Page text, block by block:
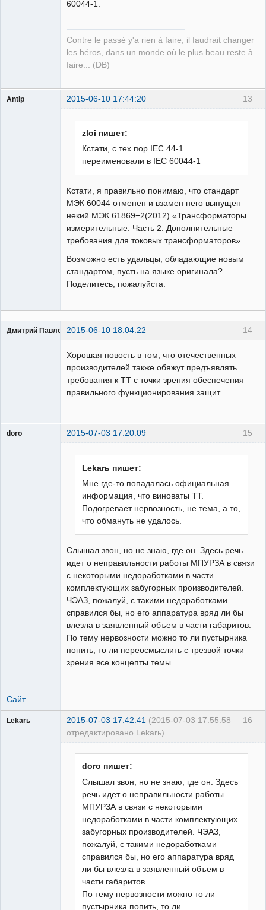
60044-1.
Contre le passé y'a rien à faire, il faudrait changer
les héros, dans un monde où le plus beau reste à
faire... (DB)
13
Antip 2015-06-10 17:44:20
zloi пишет:
Кстати, с тех пор IEC 44-1
переименовали в IEC 60044-1
Кстати, я правильно понимаю, что стандарт
МЭК 60044 отменен и взамен него выпущен
некий МЭК 61869−2(2012) «Трансформаторы
измерительные. Часть 2. Дополнительные
требования для токовых трансформаторов».
Возможно есть удальцы, обладающие новым
стандартом, пусть на языке оригинала?
Поделитесь, пожалуйста.
14
Дмитрий Павлов 2015-06-10 18:04:22
Хорошая новость в том, что отечественных
производителей также обяжут предъявлять
требования к ТТ с точки зрения обеспечения
правильного функционирования защит
15
doro 2015-07-03 17:20:09
Lekarь пишет:
Мне где-то попадалась официальная
информация, что виноваты ТТ.
Подогревает нервозность, не тема, а то,
что обмануть не удалось.
Слышал звон, но не знаю, где он. Здесь речь
идет о неправильности работы МПУРЗА в связи
с некоторыми недоработками в части
комплектующих забугорных производителей.
ЧЭАЗ, пожалуй, с такими недоработками
справился бы, но его аппаратура вряд ли бы
влезла в заявленный объем в части габаритов.
По тему нервозности можно то ли пустырника
попить, то ли переосмыслить с трезвой точки
зрения все концепты темы.
Сайт
16
Lekarь 2015-07-03 17:42:41 (2015-07-03 17:55:58
отредактировано Lekarь)
doro пишет:
Слышал звон, но не знаю, где он. Здесь
речь идет о неправильности работы
МПУРЗА в связи с некоторыми
недоработками в части комплектующих
забугорных производителей. ЧЭАЗ,
пожалуй, с такими недоработками
справился бы, но его аппаратура вряд
ли бы влезла в заявленный объем в
части габаритов.
По тему нервозности можно то ли
пустырника попить, то ли